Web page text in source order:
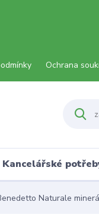
Ochrana
Kancelářské
Naturale